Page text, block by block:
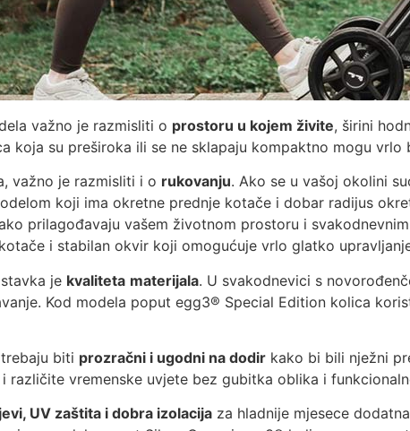
važno je razmisliti o prostoru u kojem živite, širini
koja su preširoka ili se ne sklapaju kompaktno mogu
važno je razmisliti i o rukovanju. Ako se u vašoj okolini
koji ima okretne prednje kotače i dobar radijus
prilagođavaju vašem životnom prostoru i
i stabilan okvir koji omogućuje vrlo glatko
je kvaliteta materijala. U svakodnevici s
Kod modela poput egg3® Special Edition kolica
biti prozračni i ugodni na dodir kako bi bili nježni
različite vremenske uvjete bez gubitka oblika i
UV zaštita i dobra izolacija za hladnije mjesece